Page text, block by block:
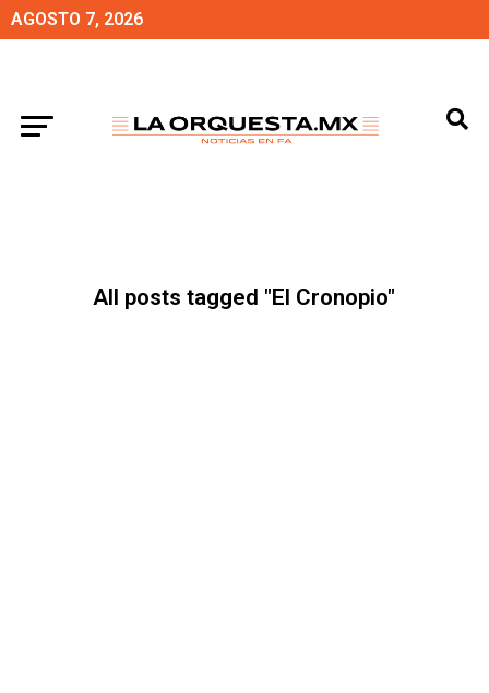
AGOSTO 7, 2026
All posts tagged "El Cronopio"